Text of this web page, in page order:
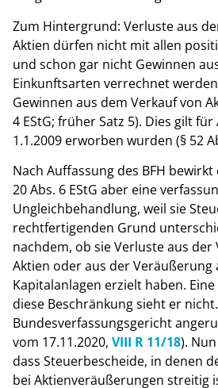
Zum Hintergrund: Verluste aus
Aktien dürfen nicht mit allen
und schon gar nicht Gewinnen
Einkunftsarten verrechnet
Gewinnen aus dem Verkauf von
4 EStG; früher Satz 5). Dies gilt
1.1.2009 erworben wurden (§ 52
Nach Auffassung des BFH
20 Abs. 6 EStG aber eine
Ungleichbehandlung, weil sie
rechtfertigenden Grund
nachdem, ob sie Verluste aus
Aktien oder aus der Veräußerung
Kapitalanlagen erzielt haben.
diese Beschränkung sieht er
Bundesverfassungsgericht
vom 17.11.2020, VIII R 11/18).
dass Steuerbescheide, in denen
bei Aktienveräußerungen streitig